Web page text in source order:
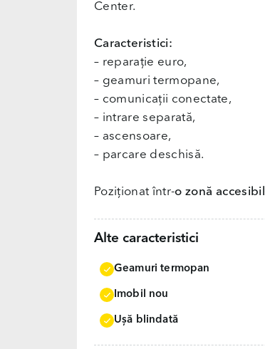
Center.
Caracteristici:
– reparație euro,
– geamuri termopane,
– comunicații conectate,
– intrare separată,
– ascensoare,
– parcare deschisă.
Poziționat într-o zonă
Alte caracteristici
Geamuri termopan
Imobil nou
Uşă blindată